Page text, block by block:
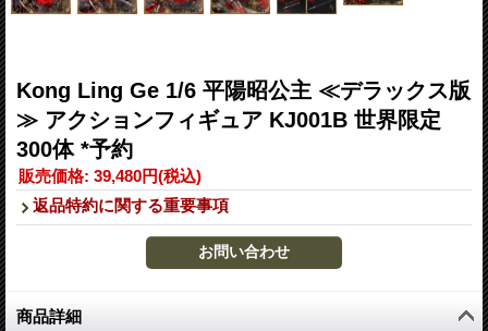
Kong Ling Ge 1/6 平陽昭公主 ≪デラックス版
≫ アクションフィギュア KJ001B 世界限定
300体 *予約
販売価格: 39,480円(税込)
返品特約に関する重要事項
商品詳細